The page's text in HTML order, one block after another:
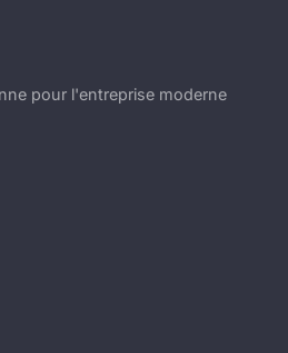
pour l'entreprise moderne